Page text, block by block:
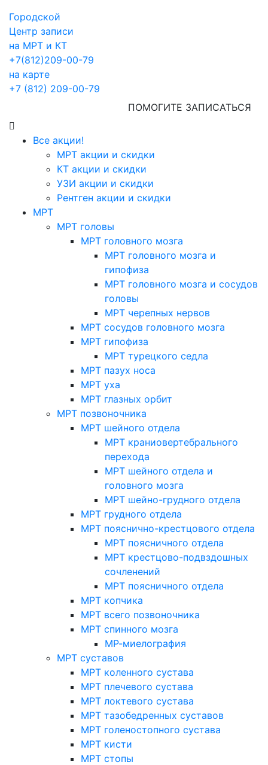
Городской
Центр записи
на МРТ и КТ
+7(812)209-00-79
на карте
+7 (812) 209-00-79
ПОМОГИТЕ ЗАПИСАТЬСЯ
Все акции!
МРТ акции и скидки
КТ акции и скидки
УЗИ акции и скидки
Рентген акции и скидки
МРТ
МРТ головы
МРТ головного мозга
МРТ головного мозга и
гипофиза
МРТ головного мозга и сосудов
головы
МРТ черепных нервов
МРТ сосудов головного мозга
МРТ гипофиза
МРТ турецкого седла
МРТ пазух носа
МРТ уха
МРТ глазных орбит
МРТ позвоночника
МРТ шейного отдела
МРТ краниовертебрального
перехода
МРТ шейного отдела и
головного мозга
МРТ шейно-грудного отдела
МРТ грудного отдела
МРТ пояснично-крестцового отдела
МРТ поясничного отдела
МРТ крестцово-подвздошных
сочленений
МРТ поясничного отдела
МРТ копчика
МРТ всего позвоночника
МРТ спинного мозга
МР-миелография
МРТ суставов
МРТ коленного сустава
МРТ плечевого сустава
МРТ локтевого сустава
МРТ тазобедренных суставов
МРТ голеностопного сустава
МРТ кисти
МРТ стопы